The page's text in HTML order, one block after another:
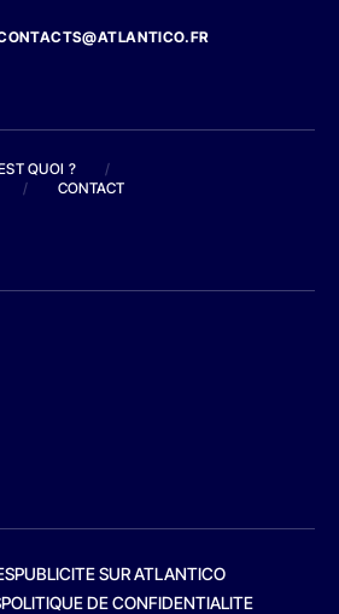
QUOI ?
/
/ CONTACT
PUBLICITE SUR ATLANTICO
POLITIQUE DE CONFIDENTIALITE